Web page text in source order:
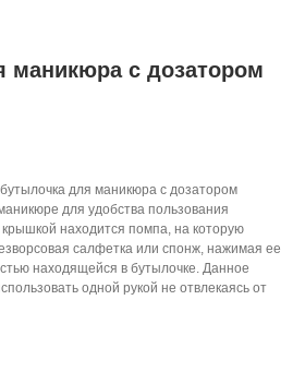
маникюра с дозатором
для маникюра с дозатором
для удобства пользования
находится помпа, на которую
салфетка или спонж, нажимая ее
находящейся в бутылочке. Данное
одной рукой не отвлекаясь от